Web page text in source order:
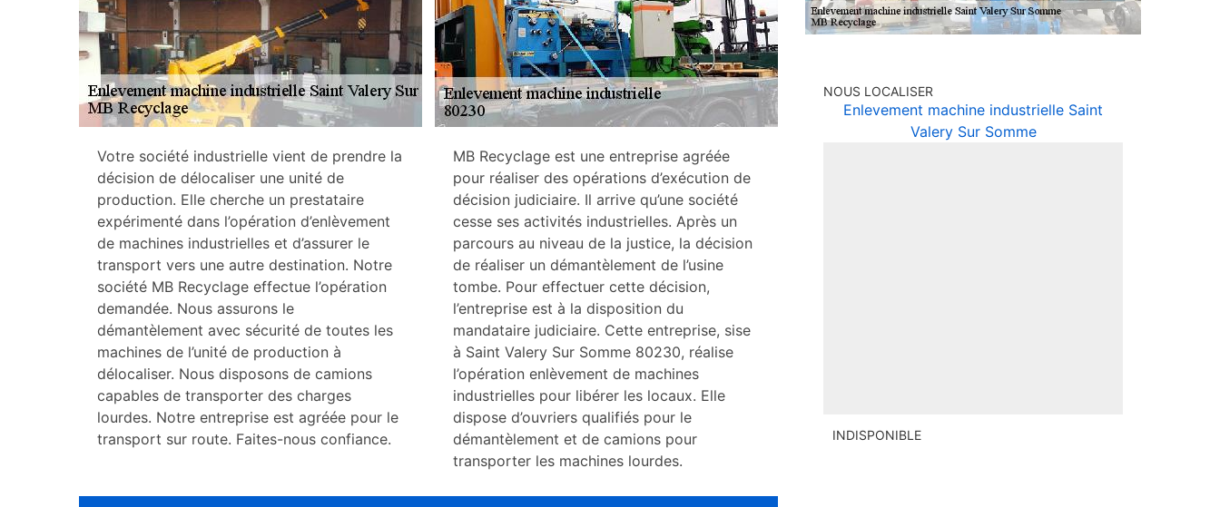
Votre société industrielle vient de prendre la
décision de délocaliser une unité de
production. Elle cherche un prestataire
expérimenté dans l’opération d’enlèvement
de machines industrielles et d’assurer le
transport vers une autre destination. Notre
société MB Recyclage effectue l’opération
demandée. Nous assurons le
démantèlement avec sécurité de toutes les
machines de l’unité de production à
délocaliser. Nous disposons de camions
capables de transporter des charges
lourdes. Notre entreprise est agréée pour le
transport sur route. Faites-nous confiance.
MB Recyclage est une entreprise agréée
pour réaliser des opérations d’exécution de
décision judiciaire. Il arrive qu’une société
cesse ses activités industrielles. Après un
parcours au niveau de la justice, la décision
de réaliser un démantèlement de l’usine
tombe. Pour effectuer cette décision,
l’entreprise est à la disposition du
mandataire judiciaire. Cette entreprise, sise
à Saint Valery Sur Somme 80230, réalise
l’opération enlèvement de machines
industrielles pour libérer les locaux. Elle
dispose d’ouvriers qualifiés pour le
démantèlement et de camions pour
transporter les machines lourdes.
NOUS LOCALISER
Enlevement machine industrielle Saint
Valery Sur Somme
INDISPONIBLE